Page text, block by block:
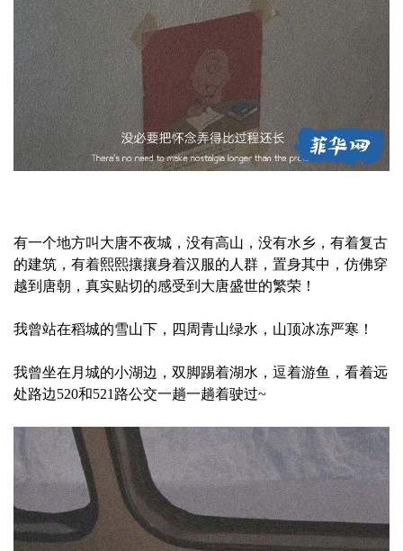
有一个地方叫大唐不夜城，没有高山，没有水乡，有着复古
的建筑，有着熙熙攘攘身着汉服的人群，置身其中，仿佛穿
越到唐朝，真实贴切的感受到大唐盛世的繁荣！
我曾站在稻城的雪山下，四周青山绿水，山顶冰冻严寒！
我曾坐在月城的小湖边，双脚踢着湖水，逗着游鱼，看着远
处路边520和521路公交一趟一趟着驶过~